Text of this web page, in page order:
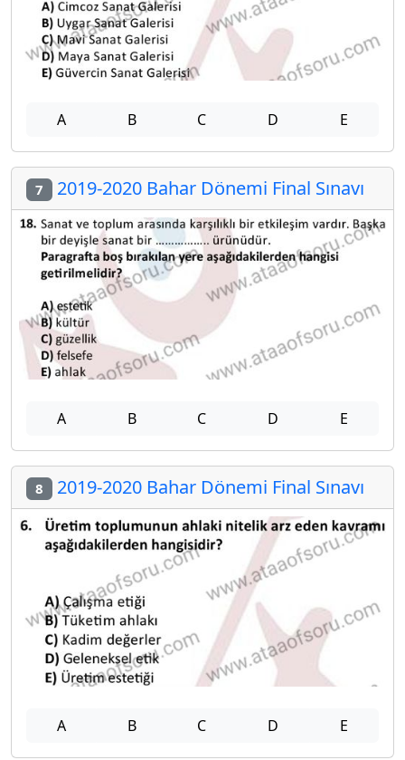
A B C D E
7 2019-2020 Bahar Dönemi Final Sınavı
A B C D E
8 2019-2020 Bahar Dönemi Final Sınavı
A B C D E